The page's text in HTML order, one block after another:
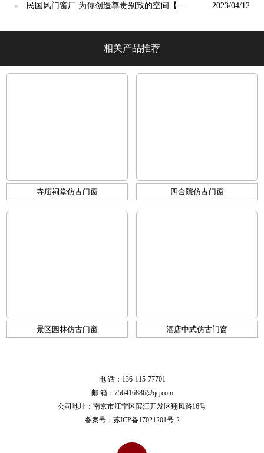
光】
●
民国风门窗厂 为你创造尊贵别致的空间【冠
2023/04/12
相关产品推荐
寺庙祠堂仿古门窗 四合院仿古门窗
景区园林仿古门窗 酒店中式仿古门窗
电 话：136-115-77701
邮 箱：756416886@qq.com
公司地址：南京市江宁区滨江开发区翔凤路16号
备案号： 苏ICP备17021201号-2